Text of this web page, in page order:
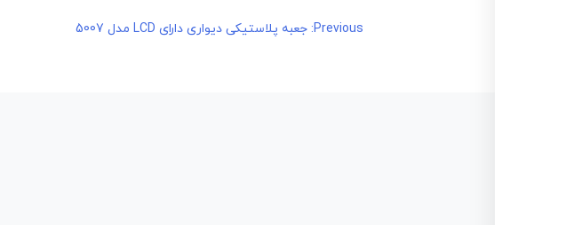
راهبری
Previous: جعبه پلاستیکی دیواری دارای LCD مدل 5007